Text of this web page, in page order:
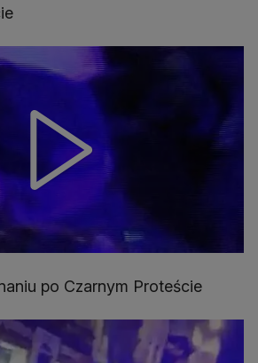
po Czarnym Proteście